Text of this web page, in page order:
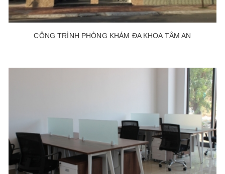
CÔNG TRÌNH PHÒNG KHÁM ĐA KHOA TÂM AN